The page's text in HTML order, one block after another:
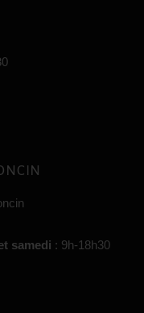
samedi : 9h-18h30